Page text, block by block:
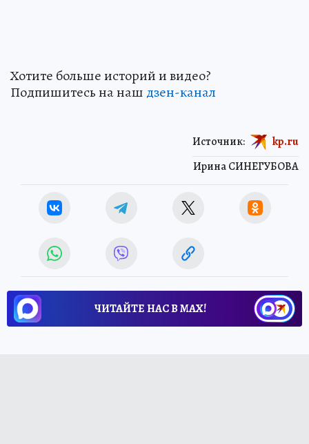
Хотите больше историй и видео?
Подпишитесь на наш дзен-канал
Ирина СИНЕГУБОВА
Источник: kp.ru
ЧИТАЙТЕ НАС В МАХ!